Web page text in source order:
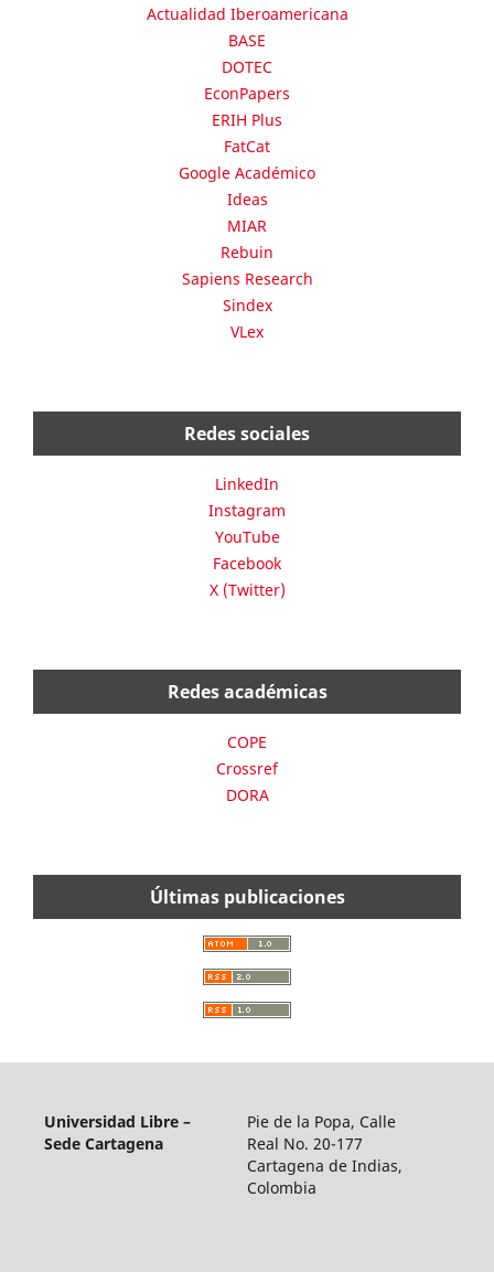
Actualidad Iberoamericana
BASE
DOTEC
EconPapers
ERIH Plus
FatCat
Google Académico
Ideas
MIAR
Rebuin
Sapiens Research
Sindex
VLex
Redes sociales
LinkedIn
Instagram
YouTube
Facebook
X (Twitter)
Redes académicas
COPE
Crossref
DORA
Últimas publicaciones
Universidad Libre –
Sede Cartagena
Pie de la Popa, Calle
Real No. 20-177
Cartagena de Indias,
Colombia